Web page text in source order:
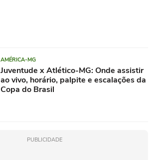
AMÉRICA-MG
Juventude x Atlético-MG: Onde assistir
ao vivo, horário, palpite e escalações da
Copa do Brasil
PUBLICIDADE